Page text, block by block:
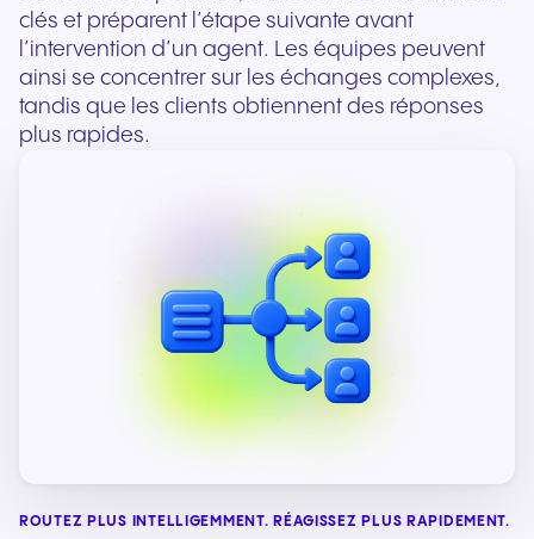
clés et préparent l’étape suivante avant
l’intervention d’un agent. Les équipes peuvent
ainsi se concentrer sur les échanges complexes,
tandis que les clients obtiennent des réponses
plus rapides.
ROUTEZ PLUS INTELLIGEMMENT. RÉAGISSEZ PLUS RAPIDEMENT.